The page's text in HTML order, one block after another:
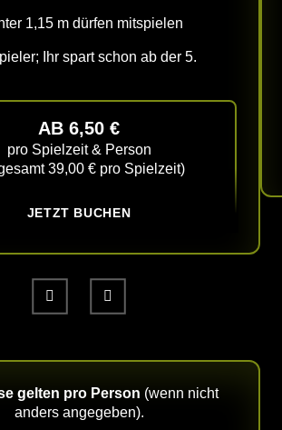
1,15 m dürfen mitspielen
Ihr spart schon ab der 5.
AB 6,50 €
pro Spielzeit & Person
39,00 € pro Spielzeit)
JETZT BUCHEN
gelten pro Person (wenn nicht
anders angegeben).